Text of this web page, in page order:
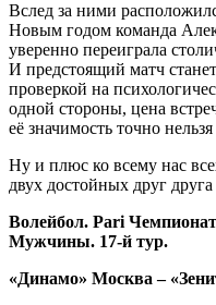
Вслед за ними
Новым годом команда
уверенно переиграла
И предстоящий матч
проверкой на
одной стороны, цена
её значимость точно
Ну и плюс ко всему нас
двух достойных друг
Волейбол. Pari
Мужчины. 17-й тур.
«Динамо» Москва –